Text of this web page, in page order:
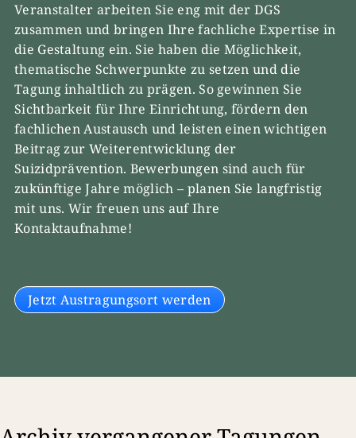
Veranstalter arbeiten Sie eng mit der DGS
zusammen und bringen Ihre fachliche Expertise in
die Gestaltung ein. Sie haben die Möglichkeit,
thematische Schwerpunkte zu setzen und die
Tagung inhaltlich zu prägen. So gewinnen Sie
Sichtbarkeit für Ihre Einrichtung, fördern den
fachlichen Austausch und leisten einen wichtigen
Beitrag zur Weiterentwicklung der
Suizidprävention. Bewerbungen sind auch für
zukünftige Jahre möglich – planen Sie langfristig
mit uns. Wir freuen uns auf Ihre
Kontaktaufnahme!
Jetzt Austragungsort werden